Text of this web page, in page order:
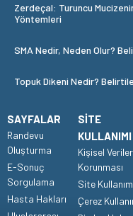
Zerdeçal: Turuncu
Yöntemleri
SMA Nedir, Neden Olur?
Topuk Dikeni Nedir?
SAYFALAR
Randevu
Oluşturma
E-Sonuç
Sorgulama
Hasta Hakları
SITE
KULLANIMI
Kişisel
Korunması
Site
Çerez